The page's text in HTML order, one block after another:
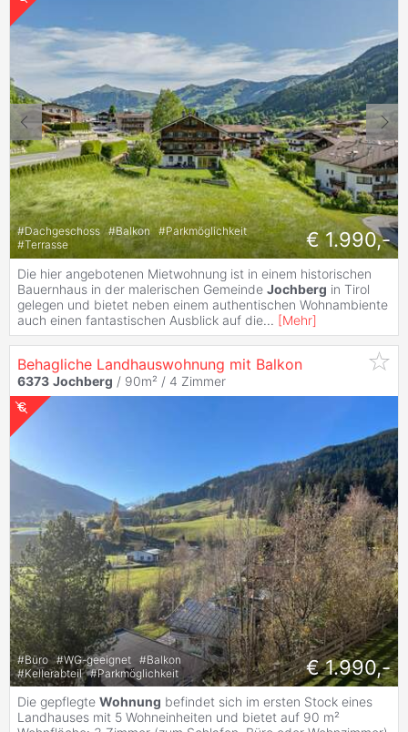
#Dachgeschoss #Balkon #Parkmöglichkeit
#Terrasse € 1.990,-
Die hier angebotenen Mietwohnung ist in einem historischen
Bauernhaus in der malerischen Gemeinde Jochberg in Tirol
gelegen und bietet neben einem authentischen Wohnambiente
auch einen fantastischen Ausblick auf die... [Mehr]
Behagliche Landhauswohnung mit Balkon
6373 Jochberg / 90m² / 4 Zimmer
#Büro #WG-geeignet #Balkon
#Kellerabteil #Parkmöglichkeit € 1.990,-
Die gepflegte Wohnung befindet sich im ersten Stock eines
Landhauses mit 5 Wohneinheiten und bietet auf 90 m²